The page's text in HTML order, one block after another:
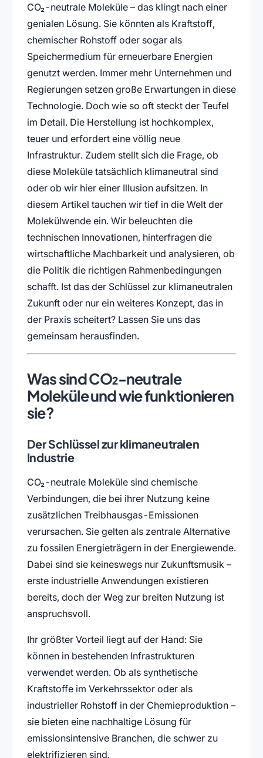
CO₂-neutrale Moleküle – das klingt nach einer
genialen Lösung. Sie könnten als Kraftstoff,
chemischer Rohstoff oder sogar als
Speichermedium für erneuerbare Energien
genutzt werden. Immer mehr Unternehmen und
Regierungen setzen große Erwartungen in diese
Technologie. Doch wie so oft steckt der Teufel
im Detail. Die Herstellung ist hochkomplex,
teuer und erfordert eine völlig neue
Infrastruktur. Zudem stellt sich die Frage, ob
diese Moleküle tatsächlich klimaneutral sind
oder ob wir hier einer Illusion aufsitzen. In
diesem Artikel tauchen wir tief in die Welt der
Molekülwende ein. Wir beleuchten die
technischen Innovationen, hinterfragen die
wirtschaftliche Machbarkeit und analysieren, ob
die Politik die richtigen Rahmenbedingungen
schafft. Ist das der Schlüssel zur klimaneutralen
Zukunft oder nur ein weiteres Konzept, das in
der Praxis scheitert? Lassen Sie uns das
gemeinsam herausfinden.
Was sind CO₂-neutrale
Moleküle und wie funktionieren
sie?
Der Schlüssel zur klimaneutralen
Industrie
CO₂-neutrale Moleküle sind chemische
Verbindungen, die bei ihrer Nutzung keine
zusätzlichen Treibhausgas-Emissionen
verursachen. Sie gelten als zentrale Alternative
zu fossilen Energieträgern in der Energiewende.
Dabei sind sie keineswegs nur Zukunftsmusik –
erste industrielle Anwendungen existieren
bereits, doch der Weg zur breiten Nutzung ist
anspruchsvoll.
Ihr größter Vorteil liegt auf der Hand: Sie
können in bestehenden Infrastrukturen
verwendet werden. Ob als synthetische
Kraftstoffe im Verkehrssektor oder als
industrieller Rohstoff in der Chemieproduktion –
sie bieten eine nachhaltige Lösung für
emissionsintensive Branchen, die schwer zu
elektrifizieren sind.